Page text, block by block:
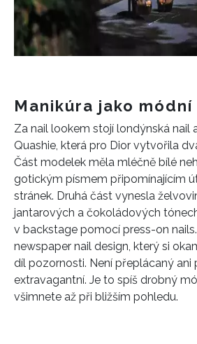
Manikúra jako
Za nail lookem stojí londýnská nail
Quashie, která pro Dior vytvořila
Část modelek měla mléčně bílé
gotickým písmem připomínajícím
stránek. Druhá část vynesla
jantarových a čokoládových
v backstage pomocí press-on
newspaper nail design, který si
díl pozornosti. Není přeplácaný ani
extravagantní. Je to spíš drobný
všimnete až při bližším pohledu.